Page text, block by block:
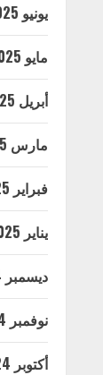
يونيو 2025
مايو 2025
أبريل 2025
مارس 2025
فبراير 2025
يناير 2025
ديسمبر 2024
نوفمبر 2024
أكتوبر 2024